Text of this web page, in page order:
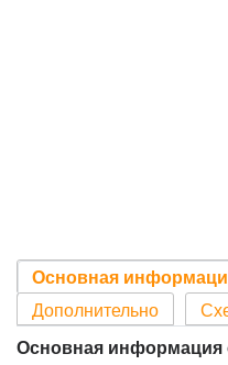
Основная
Дополнительно
Основная информация